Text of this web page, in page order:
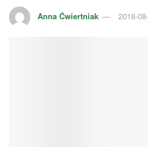
Anna Ćwiertniak 2018-